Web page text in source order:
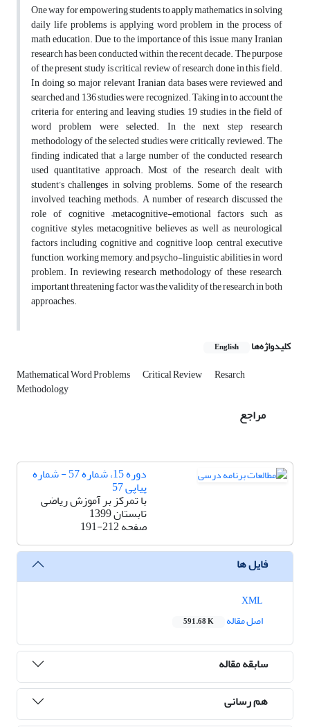
One way for empowering students to apply mathematics in solving
daily life problems is applying word problem in the process of
math education. Due to the importance of this issue, many Iranian
research has been conducted within the recent decade. The purpose
of the present study is critical review of research done in this field.
In doing so, major relevant Iranian data bases were reviewed and
searched and 136 studies were recognized. Taking in to account the
criteria for entering and leaving studies, 19 studies in the field of
word problem were selected. In the next step research
methodology of the selected studies were critically reviewed. The
finding indicated that a large number of the conducted research
used quantitative approach. Most of the research dealt with
student’s challenges in solving problems. Some of the research
involved teaching methods. A number of research discussed the
role of cognitive –metacognitive-emotional factors such as
cognitive styles, metacognitive believes as well as neurological
factors including cognitive and cognitive loop, central executive
function, working memory, and psycho-linguistic abilities in word
problem. In reviewing research methodology of these research,
important threatening factor was the validity of the research in both
approaches.
کلیدواژه‌ها English
Mathematical Word Problems Critical Review Resarch
Methodology
مراجع
دوره 15، شماره 57 - شماره
پیاپی 57
با تمرکز بر آموزش ریاضی
تابستان 1399
صفحه191-212
فایل ها
اصل مقاله
591.68 K
سابقه مقاله
هم رسانی